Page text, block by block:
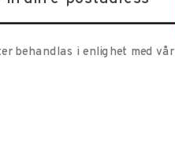
behandlas i enlighet med vår